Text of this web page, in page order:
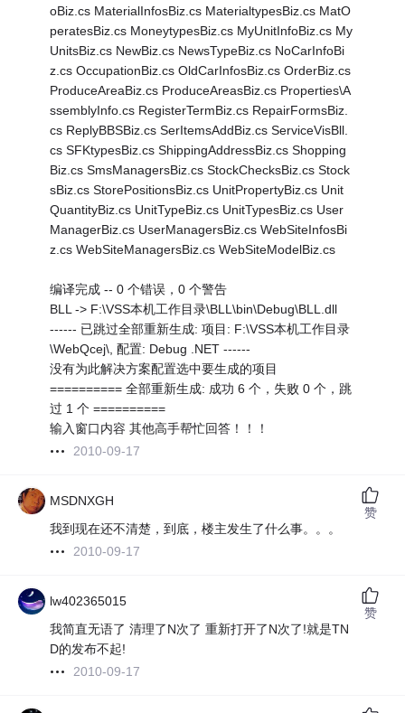
oBiz.cs MaterialInfosBiz.cs MaterialtypesBiz.cs MatO
peratesBiz.cs MoneytypesBiz.cs MyUnitInfoBiz.cs My
UnitsBiz.cs NewBiz.cs NewsTypeBiz.cs NoCarInfoBi
z.cs OccupationBiz.cs OldCarInfosBiz.cs OrderBiz.cs
ProduceAreaBiz.cs ProduceAreasBiz.cs Properties\A
ssemblyInfo.cs RegisterTermBiz.cs RepairFormsBiz.
cs ReplyBBSBiz.cs SerItemsAddBiz.cs ServiceVisBll.
cs SFKtypesBiz.cs ShippingAddressBiz.cs Shopping
Biz.cs SmsManagersBiz.cs StockChecksBiz.cs Stock
sBiz.cs StorePositionsBiz.cs UnitPropertyBiz.cs Unit
QuantityBiz.cs UnitTypeBiz.cs UnitTypesBiz.cs User
ManagerBiz.cs UserManagersBiz.cs WebSiteInfosBi
z.cs WebSiteManagersBiz.cs WebSiteModelBiz.cs
编译完成 -- 0 个错误，0 个警告
BLL -> F:\VSS本机工作目录\BLL\bin\Debug\BLL.dll
------ 已跳过全部重新生成: 项目: F:\VSS本机工作目录
\WebQcej\, 配置: Debug .NET ------
没有为此解决方案配置选中要生成的项目
========== 全部重新生成: 成功 6 个，失败 0 个，跳
过 1 个 ==========
输入窗口内容 其他高手帮忙回答！！！
2010-09-17
MSDNXGH
我到现在还不清楚，到底，楼主发生了什么事。。。
2010-09-17
赞
lw402365015
我简直无语了 清理了N次了 重新打开了N次了!就是TN
D的发布不起!
2010-09-17
赞